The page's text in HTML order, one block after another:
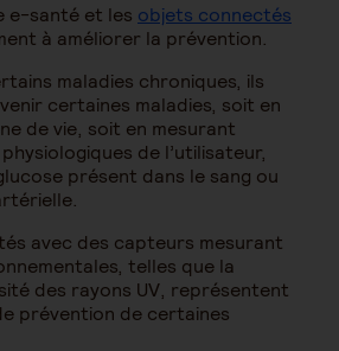
e-santé et les objets connectés
à améliorer la prévention.
maladies chroniques, ils
certaines maladies, soit en
de vie, soit en mesurant
de l’utilisateur,
présent dans le sang ou
avec des capteurs mesurant
telles que la
des rayons UV, représentent
prévention de certaines